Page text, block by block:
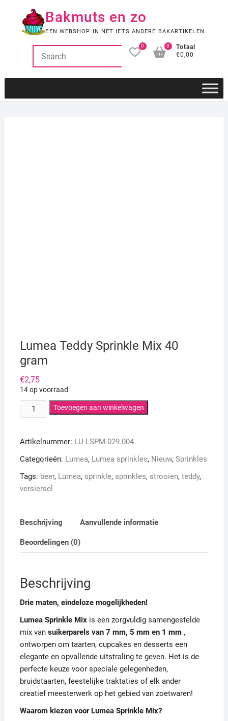
Bakmuts en zo
EEN WEBSHOP IN NET IETS ANDERE BAKARTIKELEN.
0
Totaal
€0,00
0
Lumea Teddy Sprinkle Mix 40
gram
€2,75
14 op voorraad
Lumea
Teddy
Mix
40
aantal
Toevoegen aan winkelwagen
Artikelnummer: LU-LSPM-029.004
Categorieën: Lumea, Lumea sprinkles, Nieuw, Sprinkles
Tags: beer, Lumea, sprinkle, sprinkles, strooien, teddy,
versiersel
Beschrijving Aanvullende informatie
Beoordelingen (0)
Beschrijving
Drie maten, eindeloze mogelijkheden!
Lumea Sprinkle Mixis ​​een zorgvuldig samengestelde
mix van suikerparels van 7 mm, 5 mm en 1 mm,
ontworpen om taarten, cupcakes en desserts een
elegante en opvallende uitstraling te geven. Het is de
perfecte keuze voor speciale gelegenheden,
bruidstaarten, feestelijke traktaties of elk ander
creatief meesterwerk op het gebied van zoetwaren!
Waarom kiezen voor Lumea Sprinkle Mix?